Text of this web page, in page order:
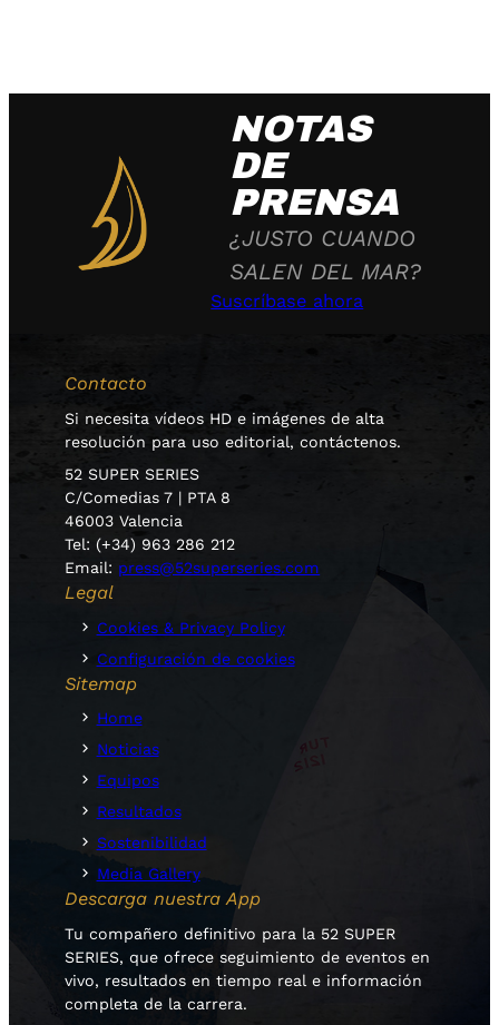
NOTAS
DE
PRENSA
¿JUSTO CUANDO
SALEN DEL MAR?
Suscríbase ahora
Contacto
Si necesita vídeos HD e imágenes de alta
resolución para uso editorial, contáctenos.
52 SUPER SERIES
C/Comedias 7 | PTA 8
46003 Valencia
Tel: (+34) 963 286 212
Email: press@52superseries.com
Legal
Cookies & Privacy Policy
Configuración de cookies
Sitemap
Home
Noticias
Equipos
Resultados
Sostenibilidad
Media Gallery
Descarga nuestra App
Tu compañero definitivo para la 52 SUPER
SERIES, que ofrece seguimiento de eventos en
vivo, resultados en tiempo real e información
completa de la carrera.